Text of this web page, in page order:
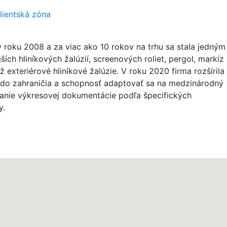
zóna
2008 a za viac ako 10 rokov na trhu sa stala jedným
hliníkových žalúzií, screenových roliet, pergol, markíz
exteriérové hliníkové žalúzie. V roku 2020 firma rozšírila
zahraničia a schopnosť adaptovať sa na medzinárodný
výkresovej dokumentácie podľa špecifických